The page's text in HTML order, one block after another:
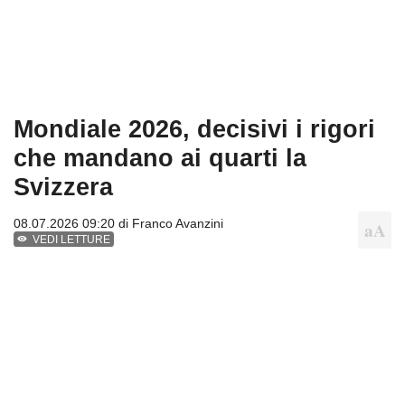
Mondiale 2026, decisivi i rigori
che mandano ai quarti la
Svizzera
08.07.2026 09:20 di Franco Avanzini
VEDI LETTURE